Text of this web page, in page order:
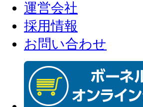
運営会社
採用情報
お問い合わせ